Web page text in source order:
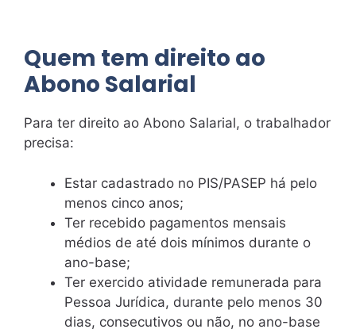
Quem tem direito ao
Abono Salarial
Para ter direito ao Abono Salarial, o trabalhador
precisa:
Estar cadastrado no PIS/PASEP há pelo
menos cinco anos;
Ter recebido pagamentos mensais
médios de até dois mínimos durante o
ano-base;
Ter exercido atividade remunerada para
Pessoa Jurídica, durante pelo menos 30
dias, consecutivos ou não, no ano-base